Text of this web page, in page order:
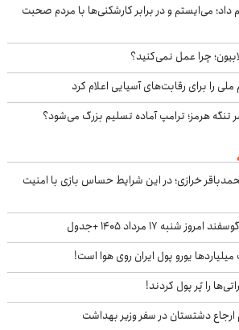
داد؛ می‌ایستم و در برابر کارشکنی‌ها با مردم صحبت
چرا عمل نمی‌کنید؟
را برای رقابت‌های آسیایی اعلام کرد
تنگه هرمز؛ ترامپ آماده تسلیم بزرگ می‌شود؟
خرازی؛ در این شرایط حساس بازی با امنیت
۱۷ مرداد ۱۴۰۵ +جدول
یورو پول ایران روی هوا است!
را پُر پول کردند!
ارجاع دشتستان در سفر وزیر بهداشت